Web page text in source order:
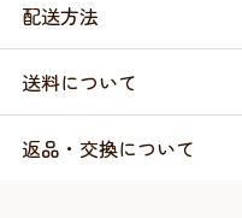
配送方法
送料について
返品・交換について